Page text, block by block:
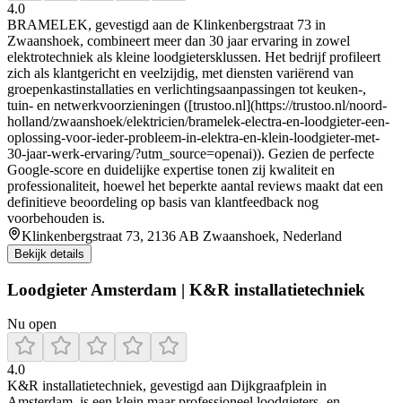
4.0
BRAMELEK, gevestigd aan de Klinkenbergstraat 73 in
Zwaanshoek, combineert meer dan 30 jaar ervaring in zowel
elektrotechniek als kleine loodgietersklussen. Het bedrijf profileert
zich als klantgericht en veelzijdig, met diensten variërend van
groepenkastinstallaties en verlichtingsaanpassingen tot keuken-,
tuin- en netwerkvoorzieningen ([trustoo.nl](https://trustoo.nl/noord-
holland/zwaanshoek/elektricien/bramelek-electra-en-loodgieter-een-
oplossing-voor-ieder-probleem-in-elektra-en-klein-loodgieter-met-
30-jaar-werk-ervaring/?utm_source=openai)). Gezien de perfecte
Google-score en duidelijke expertise tonen zij kwaliteit en
professionaliteit, hoewel het beperkte aantal reviews maakt dat een
definitieve beoordeling op basis van klantfeedback nog
voorbehouden is.
Klinkenbergstraat 73, 2136 AB Zwaanshoek, Nederland
Bekijk details
Loodgieter Amsterdam | K&R installatietechniek
Nu open
4.0
K&R installatietechniek, gevestigd aan Dijkgraafplein in